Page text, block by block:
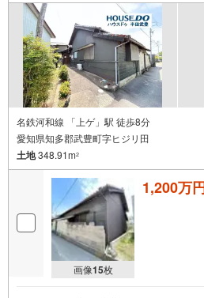
名鉄河和線 「上ゲ」駅 徒歩8分
愛知県知多郡武豊町字ヒジリ田
土地348.91m2
画像15枚
1,200万